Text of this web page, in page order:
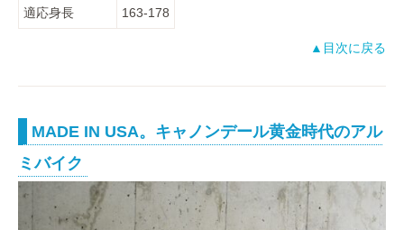
適応身長 163-178
▲目次に戻る
MADE IN USA。キャノンデール黄金時代のアル
ミバイク